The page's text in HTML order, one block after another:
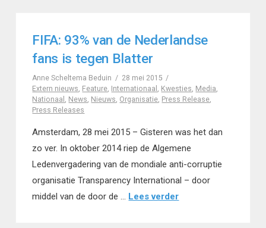
FIFA: 93% van de Nederlandse
fans is tegen Blatter
Anne Scheltema Beduin
28 mei 2015
Extern nieuws, Feature, Internationaal , Kwesties, Media,
Nationaal , News, Nieuws, Organisatie, Press Release,
Press Releases
Amsterdam, 28 mei 2015 – Gisteren was het dan
zo ver. In oktober 2014 riep de Algemene
Ledenvergadering van de mondiale anti-corruptie
organisatie Transparency International – door
middel van de door de … Lees verder